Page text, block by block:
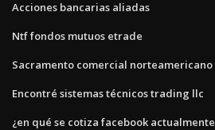
Acciones bancarias aliadas
Ntf fondos mutuos etrade
Sacramento comercial norteamericano
Encontré sistemas técnicos trading llc
¿en qué se cotiza facebook actualmente_